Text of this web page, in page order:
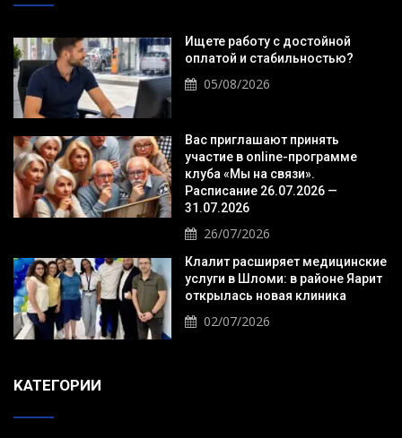
Ищете работу с достойной
оплатой и стабильностью?
05/08/2026
Вас приглашают принять
участие в online-программе
клуба «Мы на связи».
Расписание 26.07.2026 —
31.07.2026
26/07/2026
Клалит расширяет медицинские
услуги в Шломи: в районе Яарит
открылась новая клиника
02/07/2026
KАТЕГОРИИ